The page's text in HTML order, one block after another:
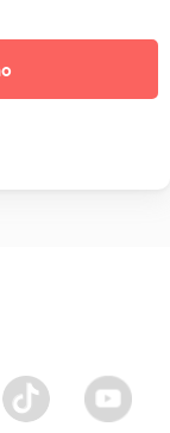
TikTok Youtube